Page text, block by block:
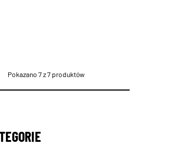
from
Pokazano 7 z 7 produktów